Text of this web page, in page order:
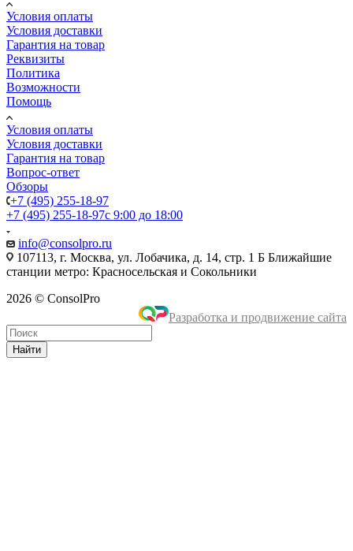
Условия оплаты
Условия доставки
Гарантия на товар
Реквизиты
Политика
Возможности
Помощь
Условия оплаты
Условия доставки
Гарантия на товар
Вопрос-ответ
Обзоры
+7 (495) 255-18-97
+7 (495) 255-18-97с 9:00 до 18:00
info@consolpro.ru
107113, г. Москва, ул. Лобачика, д. 14, стр. 1 Б Ближайшие
станции метро: Красносельская и Сокольники
2026 © ConsolPro
Разработка и продвижение сайта
Найти